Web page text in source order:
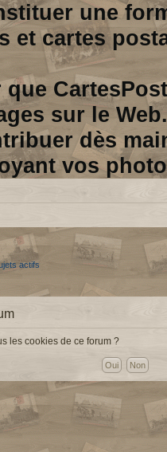
une
et cartes
sur le Web.
dès
vos
actifs
les cookies de ce forum ?